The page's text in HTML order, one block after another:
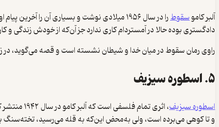
آلبر کاموسقوط
را در سال ۱۹۵۶ میلادی نوشت و بسیاری آن
دادگستری بوده حالا در آمستردام کاری ندارد جز آن‌که از خودش زندگی و
راوی رمان سقوط در میان خدا و شیطان نشسته است و قصه می‌گوید‌، در
۵. اسطوره سیزیف
اسطوره‌ سیزیف
، اثری
و تا کوهی می‌برده است، ولی به‌محض این‌که به قله می‌رسید، تخته‌سنگ به